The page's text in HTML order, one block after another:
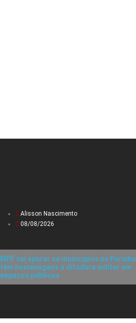
Alisson Nascimento
08/08/2026
MPF vai apurar se municípios na Paraíba
têm homenagens à ditadura militar em
espaços públicos